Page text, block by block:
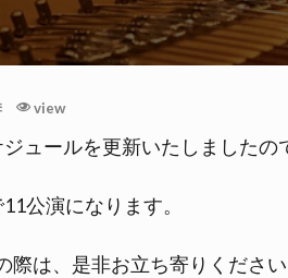
view
ュールを更新いたしましたの
公演になります。
際は、是非お立ち寄りくださ